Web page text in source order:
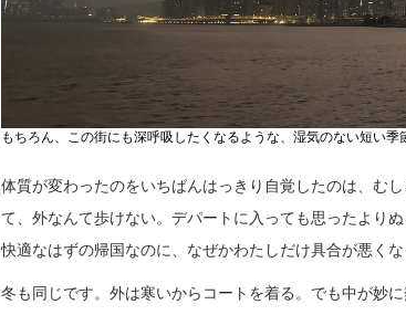
もちろん、この街にも深呼吸したくなるような、湿気のない短い季
体質が変わったのをいちばんはっきり自覚したのは、む
て、外なんて歩けない。デパートに入っても思ったより
快適なはずの帰国なのに、なぜかわたしだけ具合が悪くな
冬も同じです。外は寒いからコートを着る。でも中が妙